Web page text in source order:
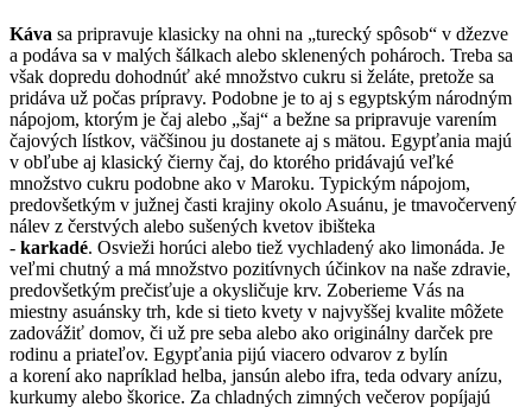
Káva sa pripravuje klasicky na ohni na „turecký spôsob“ v džezve
a podáva sa v malých šálkach alebo sklenených pohároch. Treba sa
však dopredu dohodnúť aké množstvo cukru si želáte, pretože sa
pridáva už počas prípravy. Podobne je to aj s egyptským národným
nápojom, ktorým je čaj alebo „šaj“ a bežne sa pripravuje varením
čajových lístkov, väčšinou ju dostanete aj s mätou. Egypťania majú
v obľube aj klasický čierny čaj, do ktorého pridávajú veľké
množstvo cukru podobne ako v Maroku. Typickým nápojom,
predovšetkým v južnej časti krajiny okolo Asuánu, je tmavočervený
nálev z čerstvých alebo sušených kvetov ibišteka
- karkadé. Osvieži horúci alebo tiež vychladený ako limonáda. Je
veľmi chutný a má množstvo pozitívnych účinkov na naše zdravie,
predovšetkým prečisťuje a okysličuje krv. Zoberieme Vás na
miestny asuánsky trh, kde si tieto kvety v najvyššej kvalite môžete
zadovážiť domov, či už pre seba alebo ako originálny darček pre
rodinu a priateľov. Egypťania pijú viacero odvarov z bylín
a korení ako napríklad helba, jansún alebo ifra, teda odvary anízu,
kurkumy alebo škorice. Za chladných zimných večerov popíjajú